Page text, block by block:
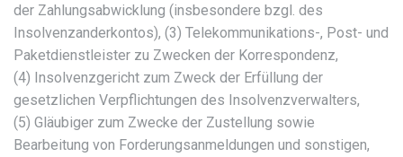
der Zahlungsabwicklung (insbesondere bzgl. des
Insolvenzanderkontos), (3) Telekommunikations-, Post- und
Paketdienstleister zu Zwecken der Korrespondenz,
(4) Insolvenzgericht zum Zweck der Erfüllung der
gesetzlichen Verpflichtungen des Insolvenzverwalters,
(5) Gläubiger zum Zwecke der Zustellung sowie
Bearbeitung von Forderungsanmeldungen und sonstigen,